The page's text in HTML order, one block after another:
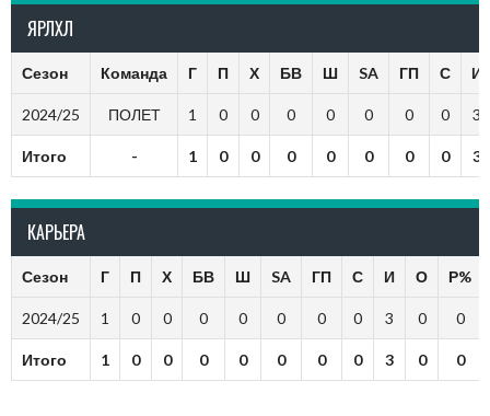
ЯРЛХЛ
Сезон Команда Г П Х БВ Ш SA ГП С И
2024/25 ПОЛЕТ 1 0 0 0 0 0 0 0 3
Итого - 1 0 0 0 0 0 0 0 3
КАРЬЕРА
Сезон Г П Х БВ Ш SA ГП С И О Р%
2024/25 1 0 0 0 0 0 0 0 3 0 0
Итого 1 0 0 0 0 0 0 0 3 0 0